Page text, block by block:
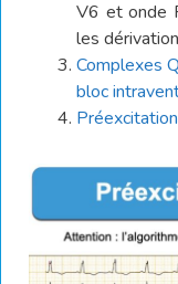
V6 et onde
les
Complexes
bloc